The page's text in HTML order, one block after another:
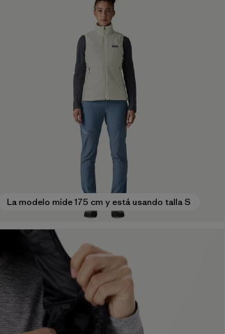
La modelo mide 175 cm y está usando talla S